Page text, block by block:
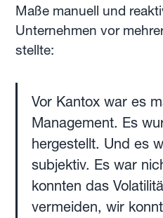
Maße manuell und
Unternehmen vor
stellte:
Vor Kantox war es
Management. Es
hergestellt. Und es
subjektiv. Es war
konnten das
vermeiden, wir